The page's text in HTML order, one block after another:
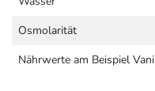
Osmolarität
Nährwerte am Beispiel